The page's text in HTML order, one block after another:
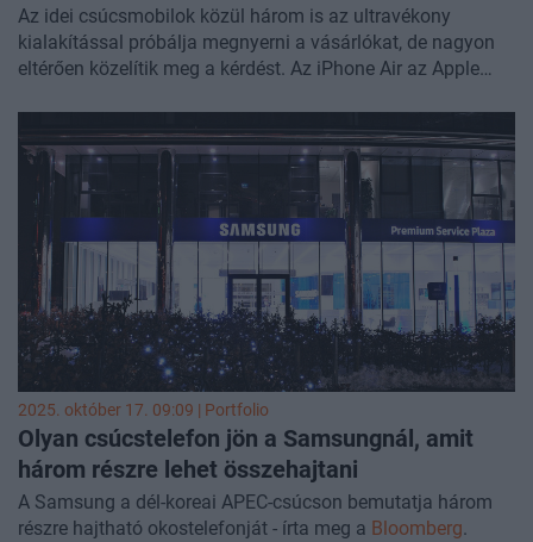
Az idei csúcsmobilok közül három is az ultravékony
kialakítással próbálja megnyerni a vásárlókat, de nagyon
eltérően közelítik meg a kérdést. Az iPhone Air az Apple
pedig egy hajtogatható modell, ami technológiai bravúrnak
számít. Mindhárom teló prémium kategóriás, erős
hardverrel és látványos kijelzővel, mégis másban erősek, és
más kompromisszumokkal érkeznek. Tesztünkben
megnéztük, melyik a legjobb a mindennapi használatban,
mennyire gyorsak, mit tudnak a kamerák, milyen a
kijelzőjük, a hangjuk és az üzemidejük, és hogy az árukhoz
képest melyik adja a legtöbbet. Azt is mutatjuk, hogy
melyiket lehet most féláron megvenni!
2025. október 17. 09:09 | Portfolio
Olyan csúcstelefon jön a Samsungnál, amit
három részre lehet összehajtani
A Samsung a dél-koreai APEC-csúcson bemutatja három
részre hajtható okostelefonját - írta meg a Bloomberg.